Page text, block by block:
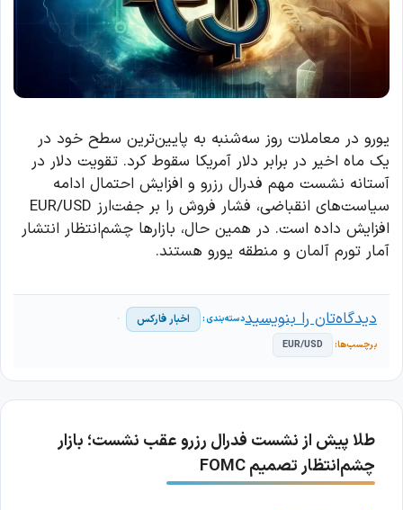
یورو در معاملات روز سه‌شنبه به پایین‌ترین سطح خود در
یک ماه اخیر در برابر دلار آمریکا سقوط کرد. تقویت دلار در
آستانه نشست مهم فدرال رزرو و افزایش احتمال ادامه
سیاست‌های انقباضی، فشار فروش را بر جفت‌ارز EUR/USD
افزایش داده است. در همین حال، بازارها چشم‌انتظار انتشار
آمار تورم آلمان و منطقه یورو هستند.
اخبار فارکس
EUR/USD
دیدگاه‌تان را بنویسید
طلا پیش از نشست فدرال رزرو عقب نشست؛ بازار
چشم‌انتظار تصمیم FOMC